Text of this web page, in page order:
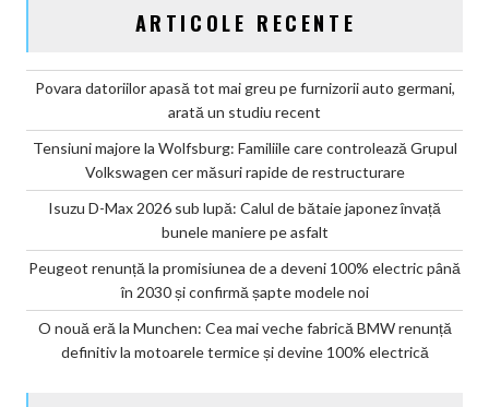
ARTICOLE RECENTE
Povara datoriilor apasă tot mai greu pe furnizorii auto germani,
arată un studiu recent
Tensiuni majore la Wolfsburg: Familiile care controlează Grupul
Volkswagen cer măsuri rapide de restructurare
Isuzu D-Max 2026 sub lupă: Calul de bătaie japonez învață
bunele maniere pe asfalt
Peugeot renunță la promisiunea de a deveni 100% electric până
în 2030 și confirmă șapte modele noi
O nouă eră la Munchen: Cea mai veche fabrică BMW renunță
definitiv la motoarele termice și devine 100% electrică